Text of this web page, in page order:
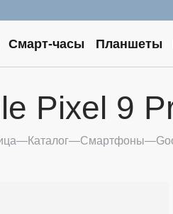
Смарт-часы Планшеты
Pixel 9
Каталог Смартфоны